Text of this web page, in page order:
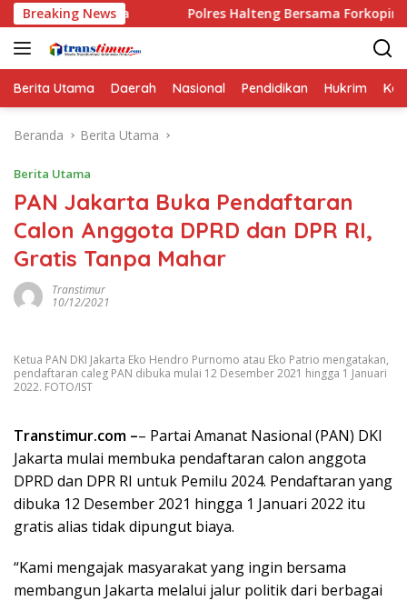
Langsung
ke
konten
Breaking NewsPolres Halteng Bersama Forkopimda Gelar Apel
Berita Utama Daerah Nasional Pendidikan Hukrim
Beranda Berita Utama
Berita Utama
PAN Jakarta Buka Pendaftaran
Calon Anggota DPRD dan DPR RI,
Gratis Tanpa Mahar
Transtimur
10/12/2021
Ketua PAN DKI Jakarta Eko Hendro Purnomo atau Eko Patrio mengatakan,
pendaftaran caleg PAN dibuka mulai 12 Desember 2021 hingga 1 Januari
2022. FOTO/IST
Transtimur.com –– Partai Amanat Nasional (PAN) DKI
Jakarta mulai membuka pendaftaran calon anggota
DPRD dan DPR RI untuk Pemilu 2024. Pendaftaran yang
dibuka 12 Desember 2021 hingga 1 Januari 2022 itu
gratis alias tidak dipungut biaya.
“Kami mengajak masyarakat yang ingin bersama
membangun Jakarta melalui jalur politik dari berbagai